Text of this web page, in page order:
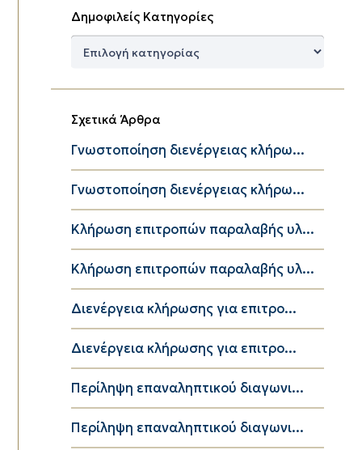
Δημοφιλείς Κατηγορίες
Δημοφιλείς
Σχετικά Άρθρα
Γνωστοποίηση διενέργειας κλήρω...
Γνωστοποίηση διενέργειας κλήρω...
Κλήρωση επιτροπών παραλαβής υλ...
Κλήρωση επιτροπών παραλαβής υλ...
Διενέργεια κλήρωσης για επιτρο...
Διενέργεια κλήρωσης για επιτρο...
Περίληψη επαναληπτικού διαγωνι...
Περίληψη επαναληπτικού διαγωνι...